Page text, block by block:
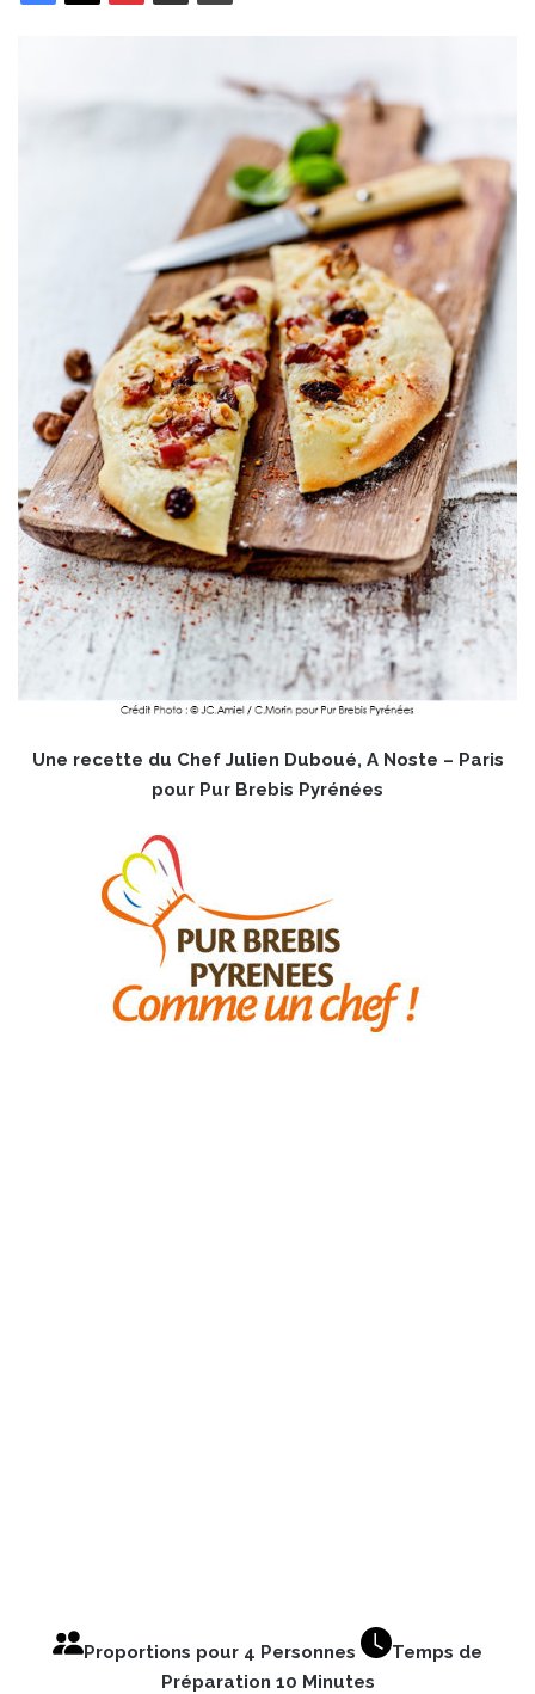
Une recette du Chef Julien Duboué, A Noste – Paris
pour Pur Brebis Pyrénées
Proportions pour 4 Personnes
Temps de
Préparation 10 Minutes